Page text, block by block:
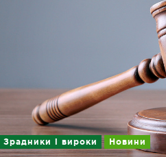
Зрадники і вироки Новини